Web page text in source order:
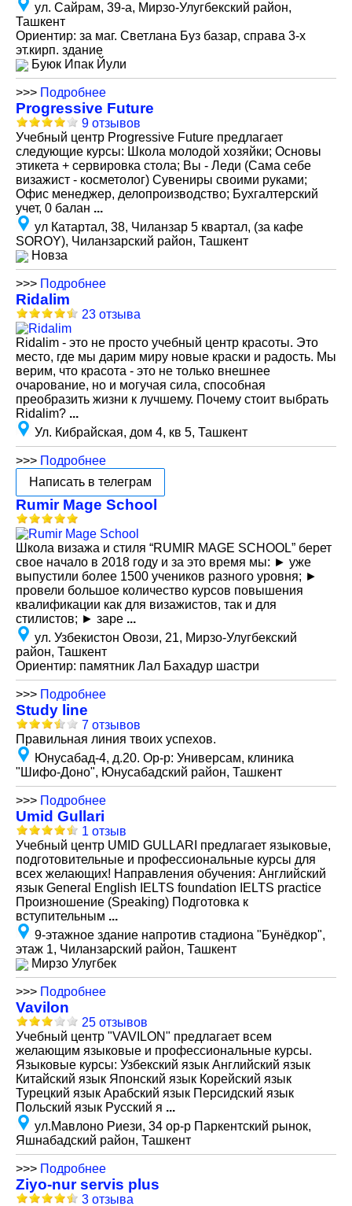
ул. Сайрам, 39-а, Мирзо-Улугбекский район,
Ташкент
Ориентир: за маг. Светлана Буз базар, справа 3-х
эт.кирп. здание
Буюк Ипак Йули
>>> Подробнее
Progressive Future
9 отзывов
Учебный центр Progressive Future предлагает
следующие курсы: Школа молодой хозяйки; Основы
этикета + сервировка стола; Вы - Леди (Сама себе
визажист - косметолог) Сувениры своими руками;
Офис менеджер, делопроизводство; Бухгалтерский
учет, 0 балан ...
ул Катартал, 38, Чиланзар 5 квартал, (за кафе
SOROY), Чиланзарский район, Ташкент
Новза
>>> Подробнее
Ridalim
23 отзыва
Ridalim - это не просто учебный центр красоты. Это
место, где мы дарим миру новые краски и радость. Мы
верим, что красота - это не только внешнее
очарование, но и могучая сила, способная
преобразить жизни к лучшему. Почему стоит выбрать
Ridalim? ...
Ул. Кибрайская, дом 4, кв 5, Ташкент
>>> Подробнее
Написать в телеграм
Rumir Mage School
Школа визажа и стиля “RUMIR MAGE SCHOOL” берет
свое начало в 2018 году и за это время мы: ► уже
выпустили более 1500 учеников разного уровня; ►
провели большое количество курсов повышения
квалификации как для визажистов, так и для
стилистов; ► заре ...
ул. Узбекистон Овози, 21, Мирзо-Улугбекский
район, Ташкент
Ориентир: памятник Лал Бахадур шастри
>>> Подробнее
Study line
7 отзывов
Правильная линия твоих успехов.
Юнусабад-4, д.20. Ор-р: Универсам, клиника
"Шифо-Доно", Юнусабадский район, Ташкент
>>> Подробнее
Umid Gullari
1 отзыв
Учебный центр UMID GULLARI предлагает языковые,
подготовительные и профессиональные курсы для
всех желающих! Направления обучения: Английский
язык General English IELTS foundation IELTS practice
Произношение (Speaking) Подготовка к
вступительным ...
9-этажное здание напротив стадиона "Бунёдкор",
этаж 1, Чиланзарский район, Ташкент
Мирзо Улугбек
>>> Подробнее
Vavilon
25 отзывов
Учебный центр "VAVILON" предлагает всем
желающим языковые и профессиональные курсы.
Языковые курсы: Узбекский язык Английский язык
Китайский язык Японский язык Корейский язык
Турецкий язык Арабский язык Персидский язык
Польский язык Русский я ...
ул.Мавлоно Риези, 34 ор-р Паркентский рынок,
Яшнабадский район, Ташкент
>>> Подробнее
Ziyo-nur servis plus
3 отзыва